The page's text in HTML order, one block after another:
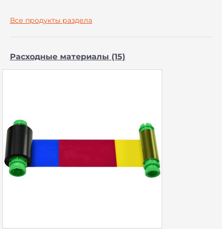
Все продукты раздела
Расходные материалы (15)